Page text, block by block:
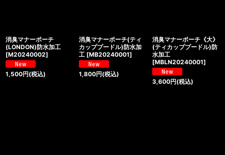
消臭マナーポーチ
(LONDON)防水加工
[M20240002]
1,500円(税込)
消臭マナーポーチ(ティ
カッププードル)防水加
工 [MB20240001]
1,800円(税込)
消臭マナーポーチ《大》
(ティカッププードル)防
水加工
[MBLN20240001]
3,600円(税込)